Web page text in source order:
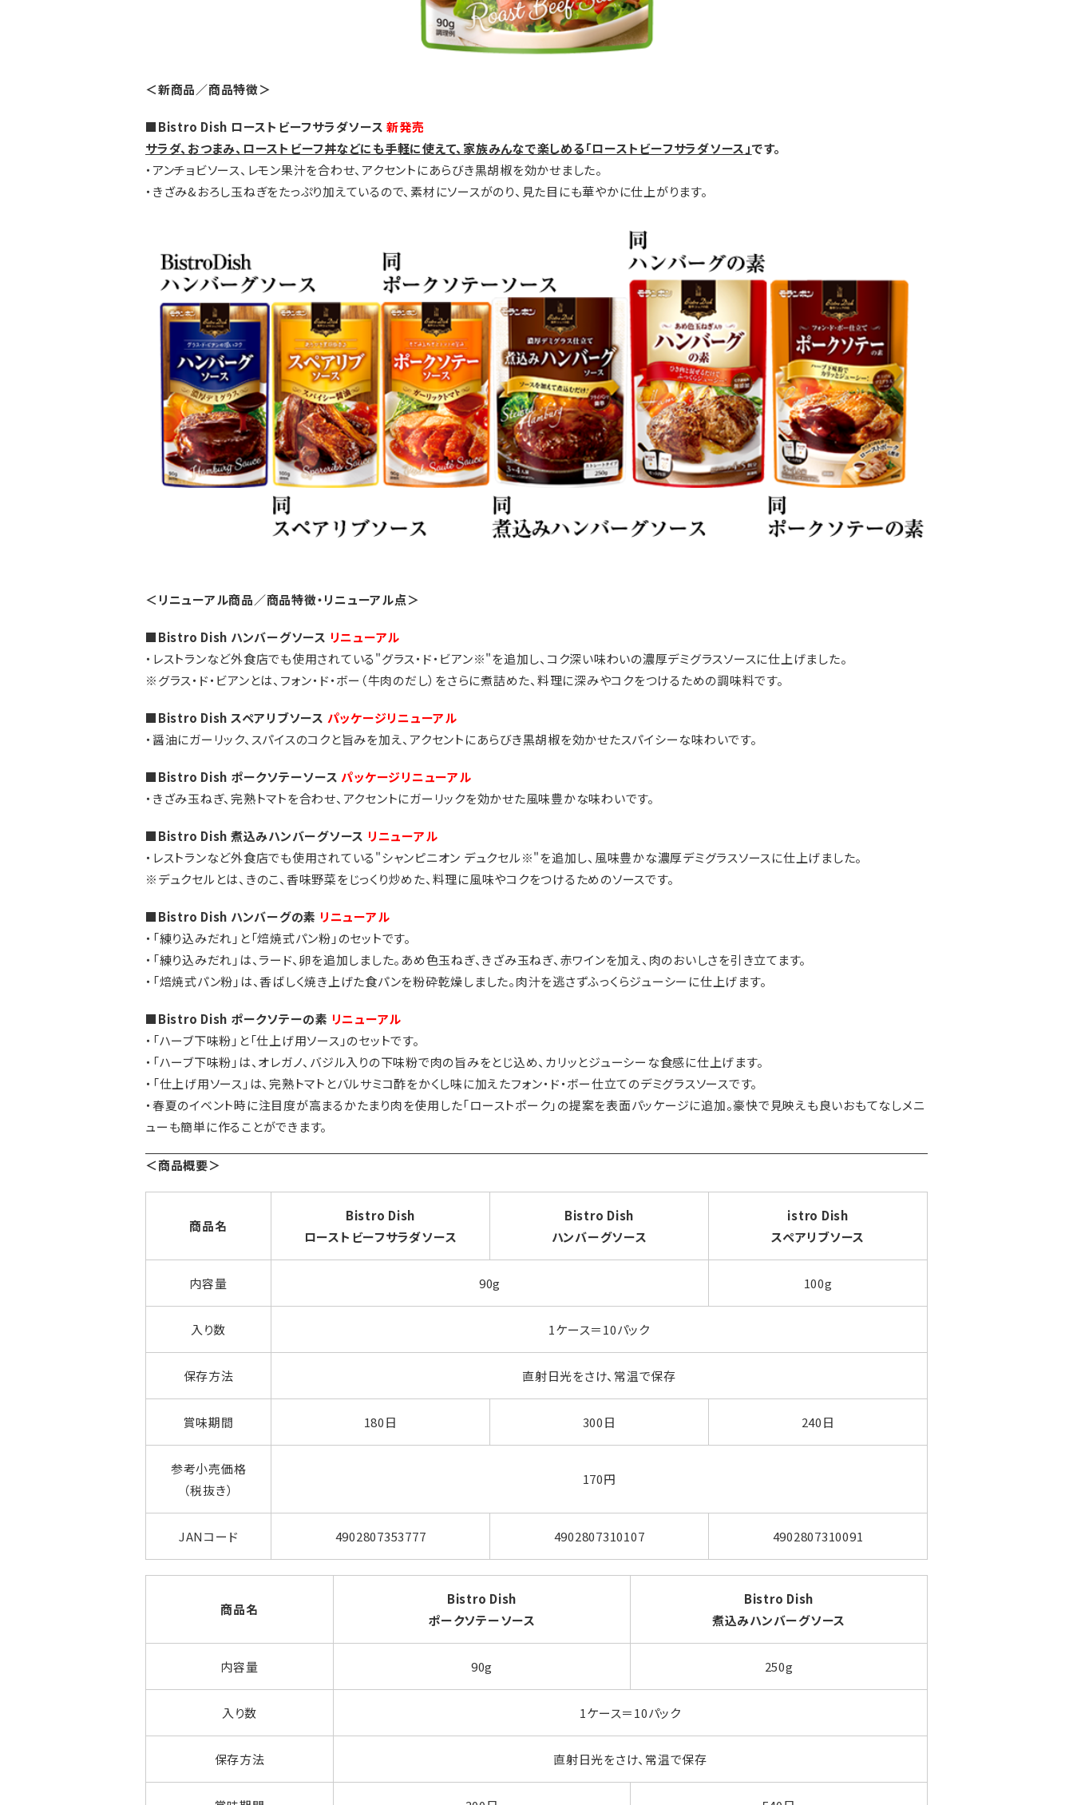
＜新商品／商品特徴＞
■Bistro Dish ローストビーフサラダソース新発売
サラダ、おつまみ、ローストビーフ丼などにも手軽に使えて、家族みんなで楽しめる「ローストビーフサラダソース」です。
・アンチョビソース、レモン果汁を合わせ、アクセントにあらびき黒胡椒を効かせました。
・きざみ&おろし玉ねぎをたっぷり加えているので、素材にソースがのり、見た目にも華やかに仕上がります。
＜リニューアル商品／商品特徴・リニューアル点＞
■Bistro Dish ハンバーグソース リニューアル
・レストランなど外食店でも使用されている"グラス・ド・ビアン※"を追加し、コク深い味わいの濃厚デミグラスソースに仕上げました。
※グラス・ド・ビアンとは、フォン・ド・ボー（牛肉のだし）をさらに煮詰めた、料理に深みやコクをつけるための調味料です。
■Bistro Dish スペアリブソース パッケージリニューアル
・醤油にガーリック、スパイスのコクと旨みを加え、アクセントにあらびき黒胡椒を効かせたスパイシーな味わいです。
■Bistro Dish ポークソテーソース パッケージリニューアル
・きざみ玉ねぎ、完熟トマトを合わせ、アクセントにガーリックを効かせた風味豊かな味わいです。
■Bistro Dish 煮込みハンバーグソース リニューアル
・レストランなど外食店でも使用されている"シャンピニオン デュクセル※"を追加し、風味豊かな濃厚デミグラスソースに仕上げました。
※デュクセルとは、きのこ、香味野菜をじっくり炒めた、料理に風味やコクをつけるためのソースです。
■Bistro Dish ハンバーグの素 リニューアル
・「練り込みだれ」と「焙焼式パン粉」のセットです。
・「練り込みだれ」は、ラード、卵を追加しました。あめ色玉ねぎ、きざみ玉ねぎ、赤ワインを加え、肉のおいしさを引き立てます。
・「焙焼式パン粉」は、香ばしく焼き上げた食パンを粉砕乾燥しました。肉汁を逃さずふっくらジューシーに仕上げます。
■Bistro Dish ポークソテーの素 リニューアル
・「ハーブ下味粉」と「仕上げ用ソース」のセットです。
・「ハーブ下味粉」は、オレガノ、バジル入りの下味粉で肉の旨みをとじ込め、カリッとジューシーな食感に仕上げます。
・「仕上げ用ソース」は、完熟トマトとバルサミコ酢をかくし味に加えたフォン・ド・ボー仕立てのデミグラスソースです。
・春夏のイベント時に注目度が高まるかたまり肉を使用した「ローストポーク」の提案を表面パッケージに追加。豪快で見映えも良いおもてなしメニ
ューも簡単に作ることができます。
＜商品概要＞
商品名
Bistro Dish
ローストビーフサラダソース
Bistro Dish
ハンバーグソース
istro Dish
スペアリブソース
内容量 90g 100g
入り数 1ケース＝10パック
保存方法 直射日光をさけ、常温で保存
賞味期間 180日 300日 240日
参考小売価格
（税抜き）
170円
JANコード 4902807353777 4902807310107 4902807310091
商品名
Bistro Dish
ポークソテーソース
Bistro Dish
煮込みハンバーグソース
内容量 90g 250g
入り数 1ケース＝10パック
保存方法 直射日光をさけ、常温で保存